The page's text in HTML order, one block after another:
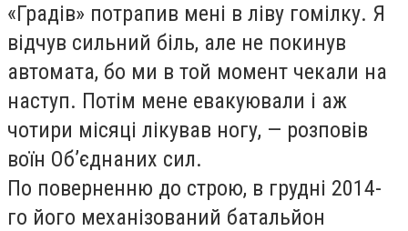
«Градів» потрапив мені в ліву гомілку. Я
відчув сильний біль, але не покинув
автомата, бо ми в той момент чекали на
наступ. Потім мене евакуювали і аж
чотири місяці лікував ногу, — розповів
воїн Об’єднаних сил.
По поверненню до строю, в грудні 2014-
го його механізований батальйон